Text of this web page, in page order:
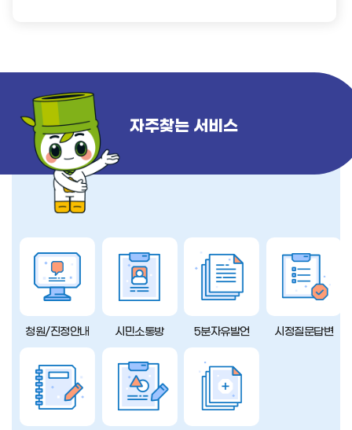
자주찾는 서비스
청원/진정안내 시민소통방 5분자유발언 시정질문답변